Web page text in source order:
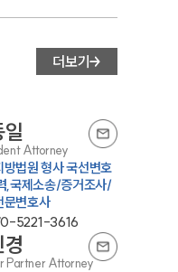
더보기
일
Attorney
방법원 형사 국선변호
,국제소송/증거조사/
문변호사
5221-3616
Partner Attorney